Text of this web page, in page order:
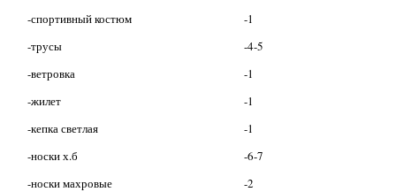
-спортивный костюм
-трусы
-ветровка
-жилет
-кепка светлая
-носки х.б
-носки махровые
-1
-4-5
-1
-1
-1
-6-7
-2